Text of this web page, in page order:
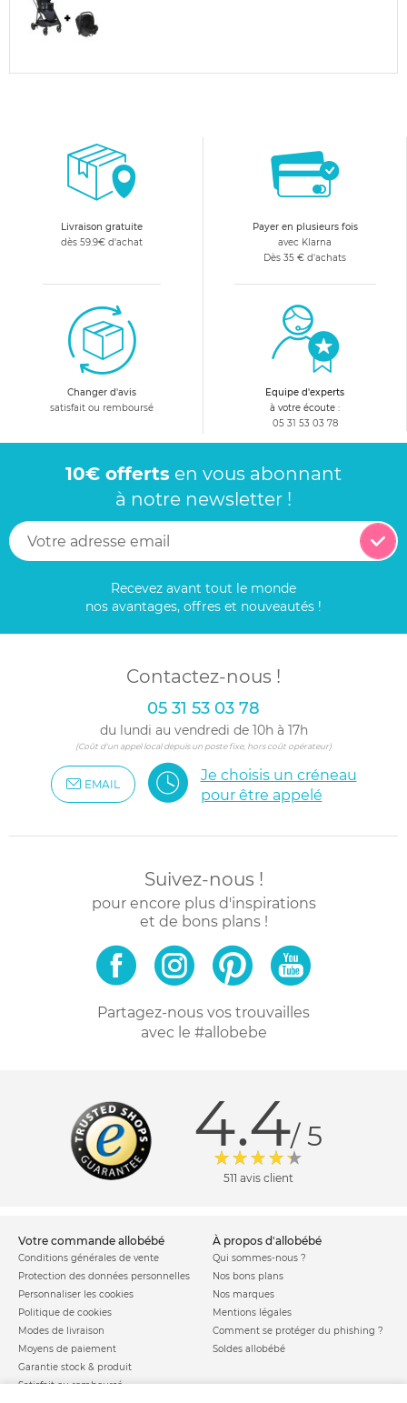
Livraison gratuite
dès 59.9€ d'achat
Payer en plusieurs fois
avec Klarna
Dès 35 € d'achats
Changer d'avis
satisfait ou remboursé
Equipe d'experts
à votre écoute :
05 31 53 03 78
10€ offerts en vous abonnant
à notre newsletter !
Recevez avant tout le monde
nos avantages, offres et nouveautés !
Contactez-nous !
05 31 53 03 78
du lundi au vendredi de 10h à 17h
(Coût d'un appel local depuis un poste fixe, hors coût opérateur)
EMAIL
Je choisis un créneau
pour être appelé
Suivez-nous !
pour encore plus d'inspirations
et de bons plans !
Partagez-nous vos trouvailles
avec le #allobebe
4.4/ 5
511 avis client
votre commande allobébé
Conditions générales de vente
Protection des données personnelles
Personnaliser les cookies
Politique de cookies
Modes de livraison
Moyens de paiement
Garantie stock & produit
Satisfait ou remboursé
à propos d'allobébé
Qui sommes-nous ?
Nos bons plans
Nos marques
Mentions légales
Comment se protéger du phishing ?
Soldes allobébé